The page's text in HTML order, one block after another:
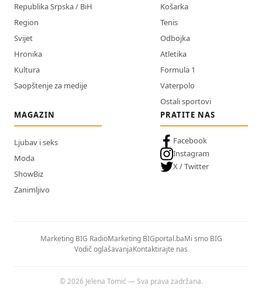
Republika Srpska / BiH
Region
Svijet
Hronika
Kultura
Saopštenje za medije
Košarka
Tenis
Odbojka
Atletika
Formula 1
Vaterpolo
Ostali sportovi
MAGAZIN
Ljubav i seks
Moda
ShowBiz
Zanimljivo
PRATITE NAS
Facebook
Instagram
X / Twitter
Marketing BIG RadioMarketing BIGportal.baMi smo BIG
Vodič oglašavanjaKontaktirajte nas
© 2026 Jelena Tomić — Sva prava zadržana.